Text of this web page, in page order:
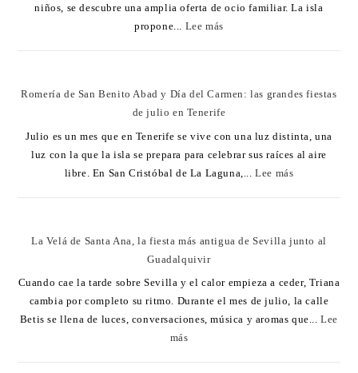
niños, se descubre una amplia oferta de ocio familiar. La isla
propone... Lee más
Romería de San Benito Abad y Día del Carmen: las grandes fiestas
de julio en Tenerife
Julio es un mes que en Tenerife se vive con una luz distinta, una
luz con la que la isla se prepara para celebrar sus raíces al aire
libre. En San Cristóbal de La Laguna,...Lee más
La Velá de Santa Ana, la fiesta más antigua de Sevilla junto al
Guadalquivir
Cuando cae la tarde sobre Sevilla y el calor empieza a ceder, Triana
cambia por completo su ritmo. Durante el mes de julio, la calle
Betis se llena de luces, conversaciones, música y aromas que...Lee
más